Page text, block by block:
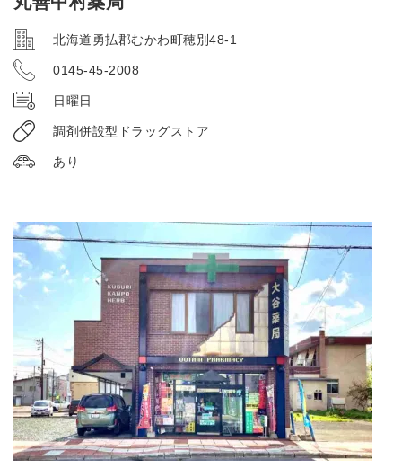
北海道勇払郡むかわ町穂別48-1
0145-45-2008
日曜日
調剤併設型ドラッグストア
あり